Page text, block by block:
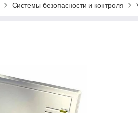
Системы безопасности и контроля